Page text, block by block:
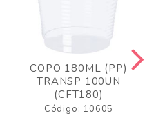
COPO 180ML (PP)
TRANSP 100UN
(CFT180)
Código: 10605